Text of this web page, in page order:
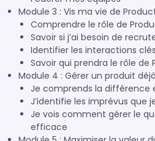
Module 3 : Vis ma vie de
Comprendre le rôle de
Savoir si j’ai besoin de
Identifier les interactions
Savoir qui prendra le rôle de
Module 4 : Gérer un produit
Je comprends la différence
J’identifie les imprévus que
Je vois comment gérer le
efficace